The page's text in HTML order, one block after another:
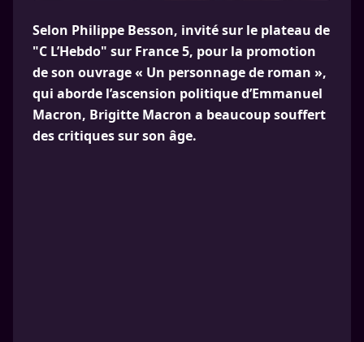
Selon Philippe Besson, invité sur le plateau de
"C L’Hebdo" sur France 5, pour la promotion
de son ouvrage « Un person­nage de roman »,
qui aborde l’ascen­sion poli­tique d’Emma­nuel
Macron, Brigitte Macron a beaucoup souffert
des critiques sur son âge.